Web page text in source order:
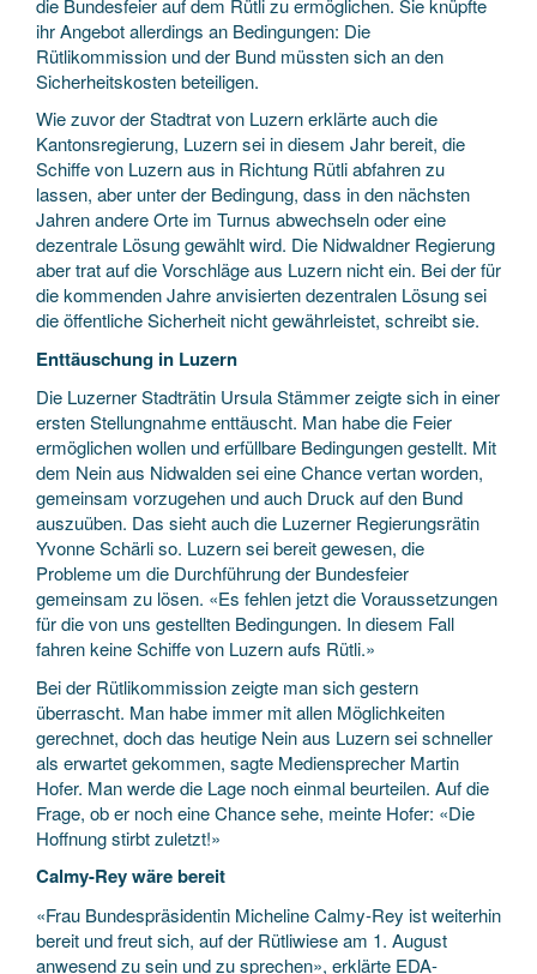
ihr Angebot allerdings an Bedingungen: Die
Rütlikommission und der Bund müssten sich an den
Sicherheitskosten beteiligen.
Wie zuvor der Stadtrat von Luzern erklärte auch die
Kantonsregierung, Luzern sei in diesem Jahr bereit, die
Schiffe von Luzern aus in Richtung Rütli abfahren zu
lassen, aber unter der Bedingung, dass in den nächsten
Jahren andere Orte im Turnus abwechseln oder eine
dezentrale Lösung gewählt wird. Die Nidwaldner Regierung
aber trat auf die Vorschläge aus Luzern nicht ein. Bei der für
die kommenden Jahre anvisierten dezentralen Lösung sei
die öffentliche Sicherheit nicht gewährleistet, schreibt sie.
Enttäuschung in Luzern
Die Luzerner Stadträtin Ursula Stämmer zeigte sich in einer
ersten Stellungnahme enttäuscht. Man habe die Feier
ermöglichen wollen und erfüllbare Bedingungen gestellt. Mit
dem Nein aus Nidwalden sei eine Chance vertan worden,
gemeinsam vorzugehen und auch Druck auf den Bund
auszuüben. Das sieht auch die Luzerner Regierungsrätin
Yvonne Schärli so. Luzern sei bereit gewesen, die
Probleme um die Durchführung der Bundesfeier
gemeinsam zu lösen. «Es fehlen jetzt die Voraussetzungen
für die von uns gestellten Bedingungen. In diesem Fall
fahren keine Schiffe von Luzern aufs Rütli.»
Bei der Rütlikommission zeigte man sich gestern
überrascht. Man habe immer mit allen Möglichkeiten
gerechnet, doch das heutige Nein aus Luzern sei schneller
als erwartet gekommen, sagte Mediensprecher Martin
Hofer. Man werde die Lage noch einmal beurteilen. Auf die
Frage, ob er noch eine Chance sehe, meinte Hofer: «Die
Hoffnung stirbt zuletzt!»
Calmy-Rey wäre bereit
«Frau Bundespräsidentin Micheline Calmy-Rey ist weiterhin
bereit und freut sich, auf der Rütliwiese am 1. August
anwesend zu sein und zu sprechen», erklärte EDA-